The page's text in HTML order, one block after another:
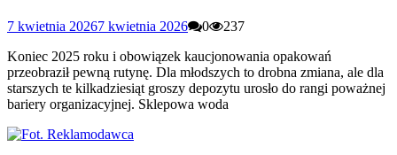
7 kwietnia 20267 kwietnia 2026 0
237
Koniec 2025 roku i obowiązek kaucjonowania opakowań
przeobraził pewną rutynę. Dla młodszych to drobna zmiana, ale dla
starszych te kilkadziesiąt groszy depozytu urosło do rangi poważnej
bariery organizacyjnej. Sklepowa woda